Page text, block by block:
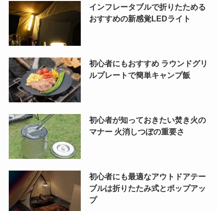
インフレータブルで折りたためる
おすすめの新感覚LEDライト
初心者にもおすすめ ラウンドグリ
ルプレートで簡単キャンプ飯
初心者が知っておきたい焚き火の
マナー 火消しつぼの重要さ
初心者にも最適なアウトドアテー
ブルは折りたたみ式とポップアッ
プ